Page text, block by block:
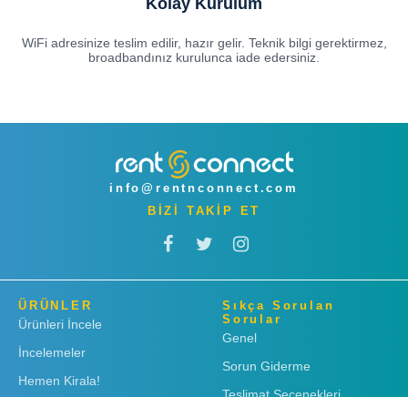
Kolay Kurulum
WiFi adresinize teslim edilir, hazır gelir. Teknik bilgi gerektirmez,
broadbandınız kurulunca iade edersiniz.
info@rentnconnect.com
BİZİ TAKİP ET
ÜRÜNLER
Ürünleri İncele
İncelemeler
Hemen Kirala!
Sıkça Sorulan
Sorular
Genel
Sorun Giderme